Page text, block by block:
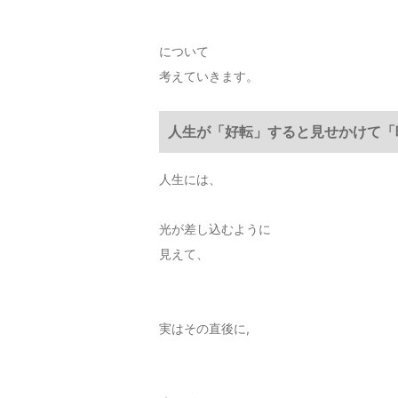
について
考えていきます。
人生が「好転」すると見せかけて
人生には、
光が差し込むように
見えて、
実はその直後に,